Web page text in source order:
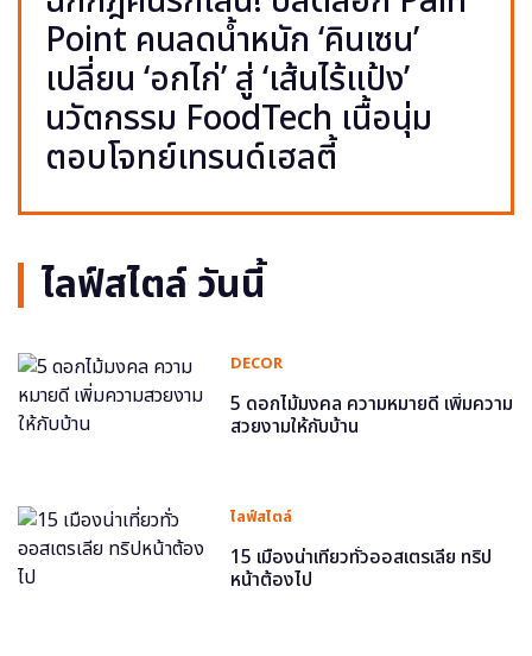
Point คนลดน้ำหนัก ‘คินเซน’
เปลี่ยน ‘อกไก่’ สู่ ‘เส้นไร้แป้ง’
นวัตกรรม FoodTech เนื้อนุ่ม
ตอบโจทย์เทรนด์เฮลตี้
ไลฟ์สไตล์ วันนี้
DECOR
5 ดอกไม้มงคล ความหมายดี เพิ่มความ
สวยงามให้กับบ้าน
ไลฟ์สไตล์
15 เมืองน่าเที่ยวทั่วออสเตรเลีย ทริป
หน้าต้องไป